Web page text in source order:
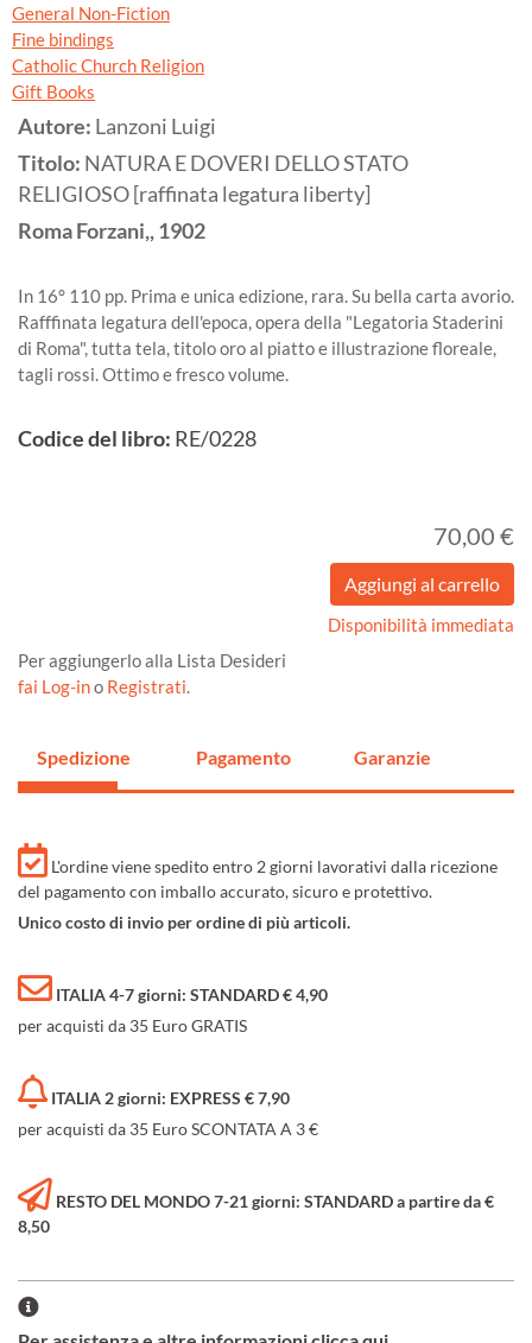
General Non-Fiction
Fine bindings
Catholic Church Religion
Gift Books
Autore: Lanzoni Luigi
Titolo: NATURA E DOVERI DELLO STATO
RELIGIOSO [raffinata legatura liberty]
RomaForzani,,1902
In 16° 110 pp. Prima e unica edizione, rara. Su bella carta avorio.
Rafffinata legatura dell'epoca, opera della "Legatoria Staderini
di Roma", tutta tela, titolo oro al piatto e illustrazione floreale,
tagli rossi. Ottimo e fresco volume.
Codice del libro: RE/0228
70,00 €
Disponibilità immediata
Per aggiungerlo alla Lista Desideri
fai Log-ino Registrati.
Spedizione Pagamento Garanzie
L'ordine viene spedito entro 2 giorni lavorativi dalla ricezione
del pagamento con imballo accurato, sicuro e protettivo.
Unico costo di invio per ordine di più articoli.
ITALIA 4-7 giorni: STANDARD € 4,90
per acquisti da 35 Euro GRATIS
ITALIA 2 giorni: EXPRESS € 7,90
per acquisti da 35 Euro SCONTATA A 3 €
RESTO DEL MONDO 7-21 giorni: STANDARD a partire da €
8,50